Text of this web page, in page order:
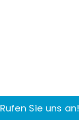
Rufen Sie uns an!